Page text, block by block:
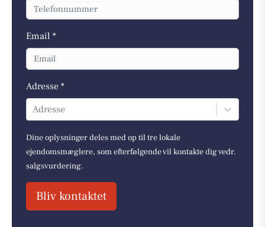
Email *
Adresse *
Adresse
Dine oplysninger deles med op til tre lokale
ejendomsmæglere, som efterfølgende vil kontakte dig vedr.
salgsvurdering.
Bliv kontaktet